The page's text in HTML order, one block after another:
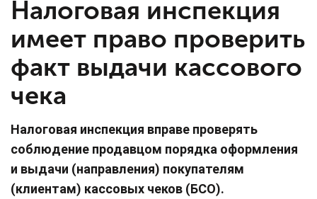
Налоговая инспекция
имеет право проверить
факт выдачи кассового
чека
Налоговая инспекция вправе проверять
соблюдение продавцом порядка оформления
и выдачи (направления) покупателям
(клиентам) кассовых чеков (БСО).